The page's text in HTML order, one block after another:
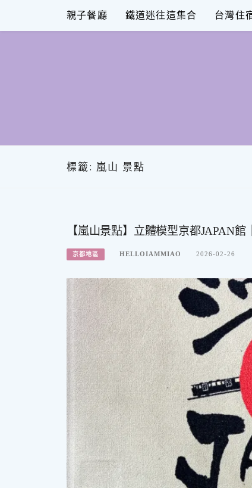
content
親子餐廳 鐵道迷往這集合 台灣住
標籤: 嵐山 景點
【嵐山景點】立體模型京都JAPAN
京都地區 HELLOIAMMIAO 2026-02-26